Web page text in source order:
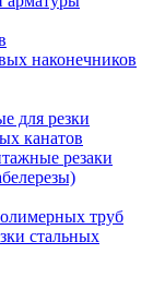
наконечников
для резки
канатов
резаки
труб
стальных